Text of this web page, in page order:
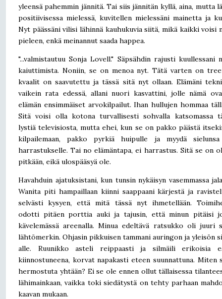
yleensä pahemmin jännitä. Tai siis jännitän kyllä, aina, mutta
positiivisessa mielessä, kuvitellen mielessäni mainetta ja
Nyt päässäni vilisi lähinnä kauhukuvia siitä, mikä kaikki voisi
pieleen, enkä meinannut saada happea.
"...valmistautuu Sonja Lovell." Säpsähdin rajusti kuullessani
kaiuttimista. Noniin, se on menoa nyt. Tätä varten on
kvaalit on saavutettu ja tässä sitä nyt ollaan. Elämäni
vaikein rata edessä, allani nuori kasvattini, jolle nämä
elämän ensimmäiset arvokilpailut. Ihan hullujen hommaa
Sitä voisi olla kotona turvallisesti sohvalla katsomassa
lystiä televisiosta, mutta ehei, kun se on pakko päästä
kilpailemaan, pakko pyrkiä huipulle ja myydä
harrastukselle. Tai no elämäntapa, ei harrastus. Sitä se on
pitkään, eikä ulospääsyä ole.
Havahduin ajatuksistani, kun tunsin nykäisyn vasemmassa
Wanita piti hampaillaan kiinni saappaani kärjestä ja
selvästi kysyen, että mitä tässä nyt ihmetellään.
odotti pitäen porttia auki ja tajusin, että minun pitäisi
kävelemässä areenalla. Minua edeltävä ratsukko oli juuri
lähtömerkin. Ohjasin pikkuisen tammani auringon ja yleisön
alle. Ruunikko asteli reippaasti ja silmäili erikoisia
kiinnostuneena, korvat napakasti eteen suunnattuna. Miten
hermostuta yhtään? Ei se ole ennen ollut tällaisessa
lähimainkaan, vaikka toki siedätystä on tehty parhaan
kaavan mukaan.